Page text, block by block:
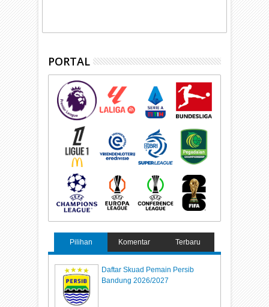
PORTAL
Pilihan Komentar Terbaru
Daftar Skuad Pemain Persib
Bandung 2026/2027